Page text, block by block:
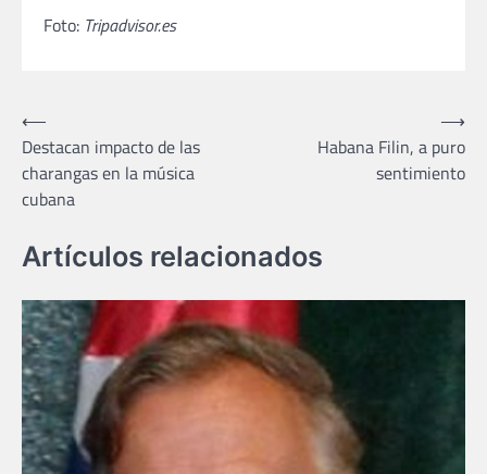
Foto: Tripadvisor.es
Navegación
de
entradas
⟵
Destacan impacto de las
charangas en la música
cubana
Habana Filin, a puro
sentimiento
⟶
Artículos relacionados